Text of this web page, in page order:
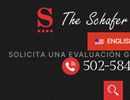
SOLICITA UNA EVALUACIÓN
502-